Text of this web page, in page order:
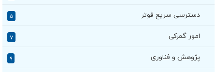
دسترسی سریع فوتر ۵
امور گمرکی ۷
پژوهش و فناوری